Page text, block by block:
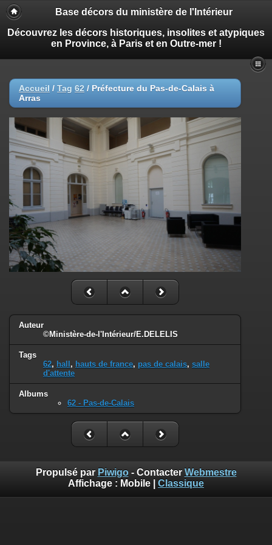
Base décors du ministère de l'Intérieur
Découvrez les décors historiques, insolites et atypiques
en Province, à Paris et en Outre-mer !
Accueil / Tag 62 / Préfecture du Pas-de-Calais à
Arras
Auteur
©Ministère-de-l'Intérieur/E.DELELIS
Tags
62, hall, hauts de france, pas de calais, salle
d'attente
Albums
62 - Pas-de-Calais
Propulsé par Piwigo- Contacter Webmestre
Affichage : Mobile Classique